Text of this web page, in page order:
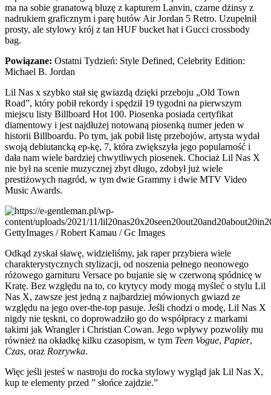
ma na sobie granatową bluzę z kapturem Lanvin, czarne dżinsy z
nadrukiem graficznym i parę butów Air Jordan 5 Retro. Uzupełnił
prosty, ale stylowy krój z tan HUF bucket hat i Gucci crossbody
bag.
Powiązane: Ostatni Tydzień: Style Defined, Celebrity Edition:
Michael B. Jordan
Lil Nas x szybko stał się gwiazdą dzięki przeboju „Old Town
Road”, który pobił rekordy i spędził 19 tygodni na pierwszym
miejscu listy Billboard Hot 100. Piosenka posiada certyfikat
diamentowy i jest najdłużej notowaną piosenką numer jeden w
historii Billboardu. Po tym, jak pobił listę przebojów, artysta wydał
swoją debiutancką ep-kę, 7, która zwiększyła jego popularność i
dała nam wiele bardziej chwytliwych piosenek. Chociaż Lil Nas X
nie był na scenie muzycznej zbyt długo, zdobył już wiele
prestiżowych nagród, w tym dwie Grammy i dwie MTV Video
Music Awards.
GettyImages / Robert Kamau / Gc Images
Odkąd zyskał sławę, widzieliśmy, jak raper przybiera wiele
charakterystycznych stylizacji, od noszenia pełnego neonowego
różowego garnituru Versace po bujanie się w czerwoną spódnicę w
Kratę. Bez względu na to, co krytycy mody mogą myśleć o stylu Lil
Nas X, zawsze jest jedną z najbardziej mówionych gwiazd ze
względu na jego over-the-top pasuje. Jeśli chodzi o modę, Lil Nas X
nigdy nie tęskni, co doprowadziło go do współpracy z markami
takimi jak Wrangler i Christian Cowan. Jego wpływy pozwoliły mu
również na okładkę kilku czasopism, w tym Teen Vogue, Papier,
Czas, oraz Rozrywka.
Więc jeśli jesteś w nastroju do rocka stylowy wygląd jak Lil Nas X,
kup te elementy przed ” słońce zajdzie.”